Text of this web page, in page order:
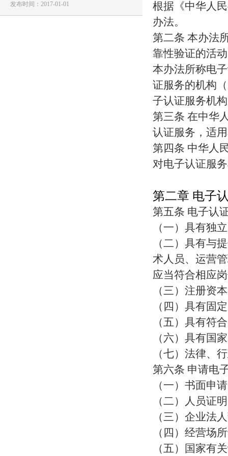
发布时间：2017-01-01
根据《中华人
办法。
第二条 本办法
靠性验证的活
本办法所称电
证服务的机构
子认证服务机
第三条 在中华
认证服务，适
第四条 中华人
对电子认证服
第二章 电子
第五条 电子认
（一）具有独
（二）具有与
术人员、运营
应当符合相应
（三）注册资
（四）具有固
（五）具有符
（六）具有国
（七）法律、
第六条 申请电
（一）书面申
（二）人员证
（三）企业法
（四）经营场
（五）国家有